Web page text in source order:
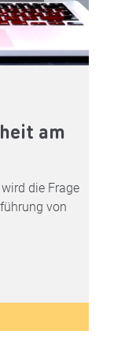
am
die Frage
von